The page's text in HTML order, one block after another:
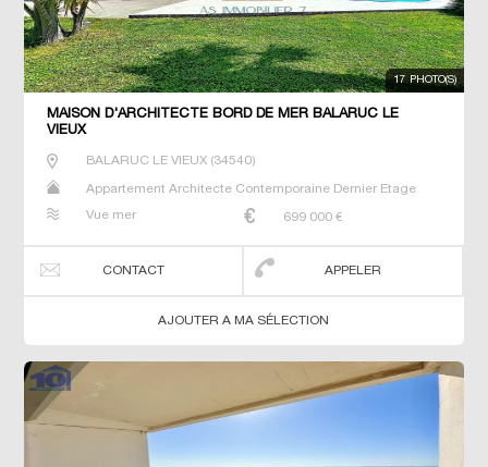
17 PHOTO(S)
MAISON D'ARCHITECTE BORD DE MER BALARUC LE
VIEUX
BALARUC LE VIEUX(34540)
Appartement Architecte Contemporaine Dernier Etage
Villa
Vue mer 699 000 €
CONTACT APPELER
AJOUTER A MA SÉLECTION